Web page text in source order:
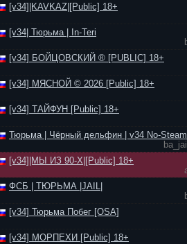
[v34]|KAVKAZ|[Public] 18+
[v34| Тюрьма | In-Teri
[v34] БОЙЦОВСКИЙ ® [PUBLIC] 18+
[v34] МЯСНОЙ © 2026 [Public] 18+
[v34] ТАЙФУН [Public] 18+
Тюрьма | Чёрный дельфин | v34 No-Steam
[v34]|МЫ ИЗ 90-Х|[Public] 18+
ФСБ | ТЮРЬМА |JAIL|
[v34] Тюрьма Побег [OSA]
[v34] МОРПЕХИ [Public] 18+